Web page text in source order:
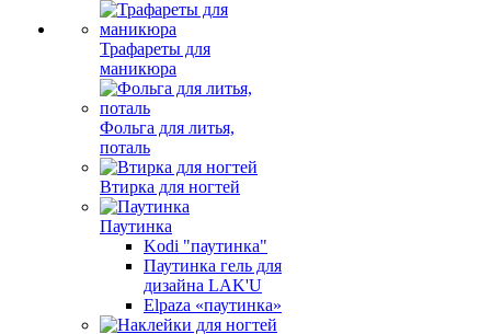
Трафареты для
маникюра
Фольга для литья,
поталь
Втирка для ногтей
Паутинка
Kodi "паутинка"
Паутинка гель для
дизайна LAK'U
Elpaza «паутинка»